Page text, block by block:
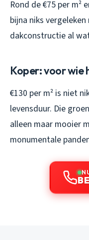
Rond de €75 per m²
bijna niks
dakconstructie al
Koper: voor wie
€130 per m² is niet
levensduur. Die
alleen maar mooier
monumentale